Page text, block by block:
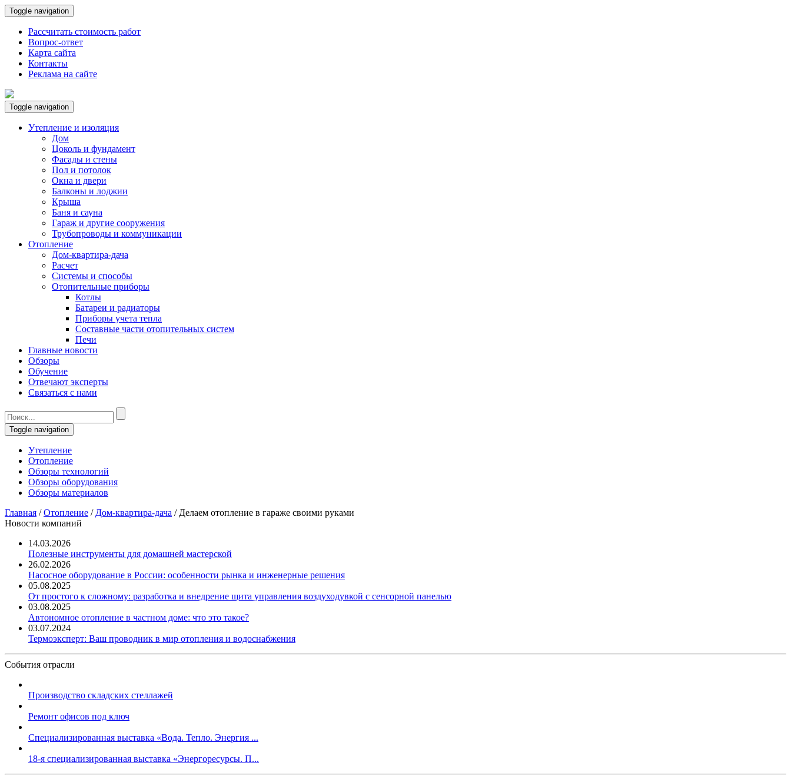
Toggle navigation
Рассчитать стоимость работ
Вопрос-ответ
Карта сайта
Контакты
Реклама на сайте
Toggle navigation
Утепление и изоляция
Дом
Цоколь и фундамент
Фасады и стены
Пол и потолок
Окна и двери
Балконы и лоджии
Крыша
Баня и сауна
Гараж и другие сооружения
Трубопроводы и коммуникации
Отопление
Дом-квартира-дача
Расчет
Системы и способы
Отопительные приборы
Котлы
Батареи и радиаторы
Приборы учета тепла
Составные части отопительных систем
Печи
Главные новости
Обзоры
Обучение
Отвечают эксперты
Связаться с нами
Toggle navigation
Утепление
Отопление
Обзоры технологий
Обзоры оборудования
Обзоры материалов
Главная /Отопление / Дом-квартира-дача / Делаем отопление в гараже своими руками
Новости компаний
14.03.2026
Полезные инструменты для домашней мастерской
26.02.2026
Насосное оборудование в России: особенности рынка и инженерные решения
05.08.2025
От простого к сложному: разработка и внедрение щита управления воздуходувкой с сенсорной панелью
03.08.2025
Автономное отопление в частном доме: что это такое?
03.07.2024
Термоэксперт: Ваш проводник в мир отопления и водоснабжения
События отрасли
Производство складских стеллажей
Ремонт офисов под ключ
Специализированная выставка «Вода. Тепло. Энергия ...
18-я специализированная выставка «Энергоресурсы. П...